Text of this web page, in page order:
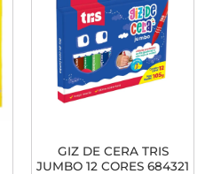
GIZ DE CERA TRIS
JUMBO 12 CORES 684321